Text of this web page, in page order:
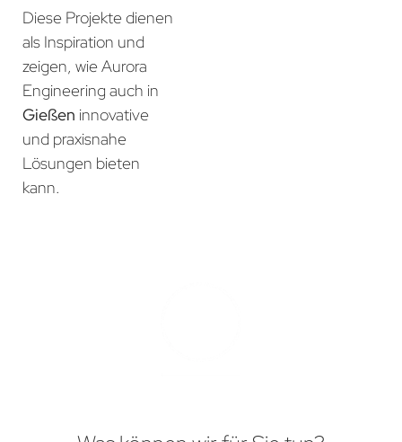
Diese Projekte dienen
als Inspiration und
zeigen, wie Aurora
Engineering auch in
Gießen innovative
und praxisnahe
Lösungen bieten
kann.